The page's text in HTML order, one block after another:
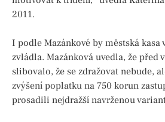
2011.
I podle Mazánkové by městská kasa
zvládla. Mazánková uvedla, že před
slibovalo, že se zdražovat nebude,
zvýšení poplatku na 750 korun
prosadili nejdražší navrženou